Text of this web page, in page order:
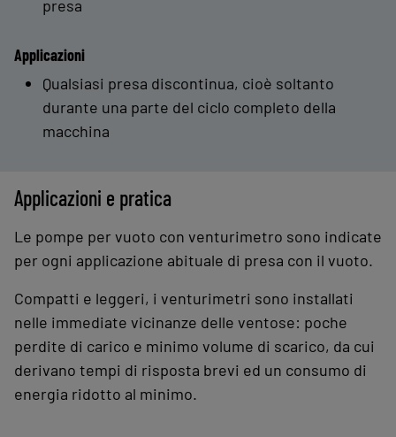
presa
Applicazioni
Qualsiasi presa discontinua, cioè soltanto
durante una parte del ciclo completo della
macchina
Applicazioni e pratica
Le pompe per vuoto con venturimetro sono indicate
per ogni applicazione abituale di presa con il vuoto.
Compatti e leggeri, i venturimetri sono installati
nelle immediate vicinanze delle ventose: poche
perdite di carico e minimo volume di scarico, da cui
derivano tempi di risposta brevi ed un consumo di
energia ridotto al minimo.